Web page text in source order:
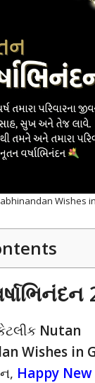
Wishes
Nutan
Wishes in
Happy